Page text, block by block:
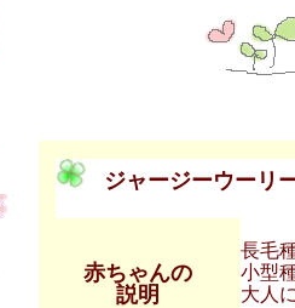
ジャージーウーリ
赤ちゃんの
説明
長毛
小型
大人